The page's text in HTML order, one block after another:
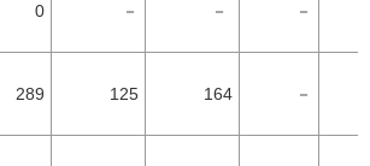
0 － － －
289 125 164 －